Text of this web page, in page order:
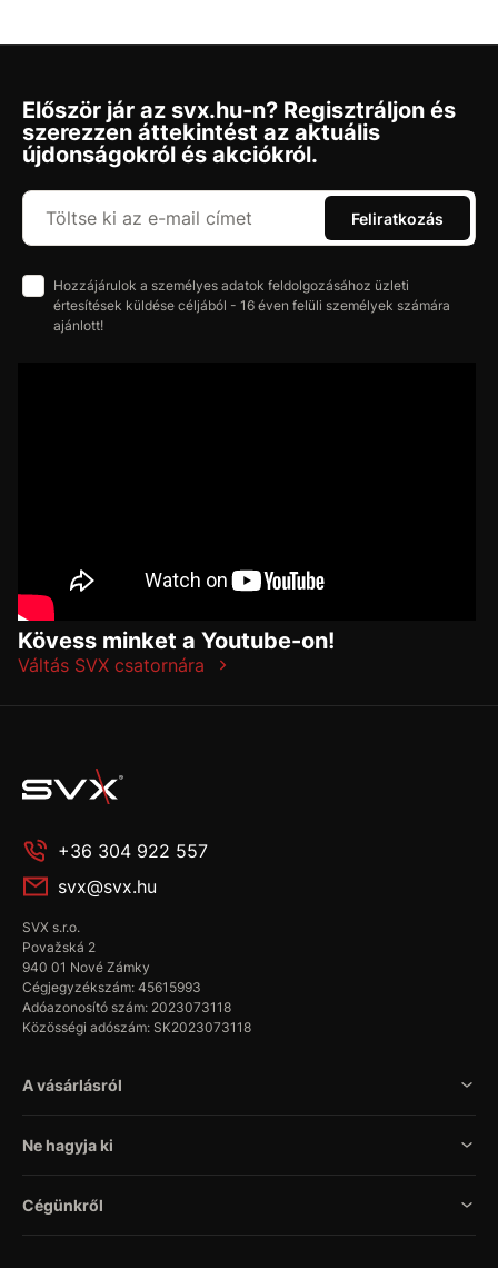
Először jár az svx.hu-n? Regisztráljon és
szerezzen áttekintést az aktuális
újdonságokról és akciókról.
Feliratkozás
Hozzájárulok a személyes adatok feldolgozásához üzleti
értesítések küldése céljából - 16 éven felüli személyek számára
ajánlott!
Kövess minket a Youtube-on!
Váltás SVX csatornára
+36 304 922 557
svx@svx.hu
SVX s.r.o.
Považská 2
940 01 Nové Zámky
Cégjegyzékszám: 45615993
Adóazonosító szám: 2023073118
Közösségi adószám: SK2023073118
A vásárlásról
Ne hagyja ki
Cégünkről